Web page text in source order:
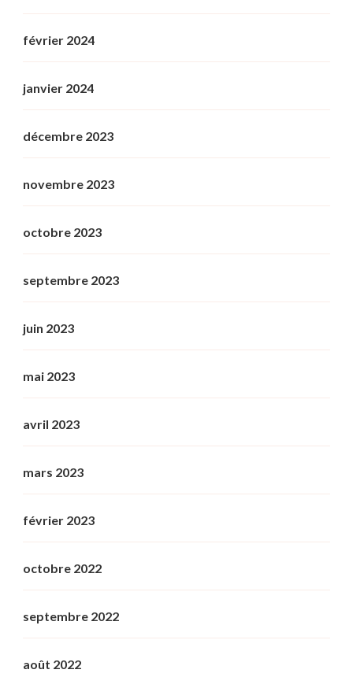
février 2024
janvier 2024
décembre 2023
novembre 2023
octobre 2023
septembre 2023
juin 2023
mai 2023
avril 2023
mars 2023
février 2023
octobre 2022
septembre 2022
août 2022